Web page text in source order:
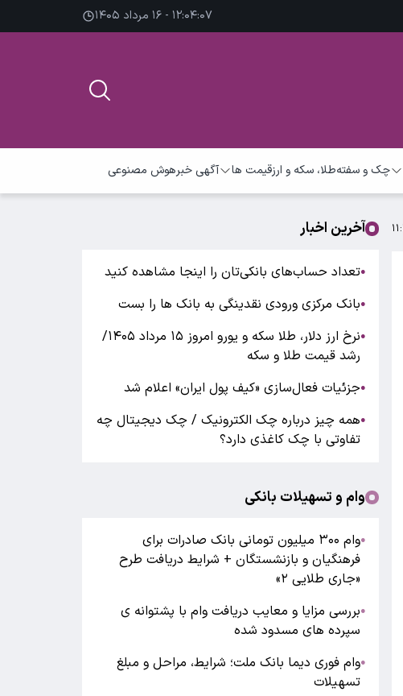
۱۲:۰۴:۰۷ - ۱۶ مرداد ۱۴۰۵
چک و سفتهطلا، سکه و ارزقیمت ها آگهی خبرهوش مصنوعی
آخرین اخبار
●تعداد حساب‌های بانکی‌تان را اینجا مشاهده کنید
●بانک مرکزی ورودی نقدینگی به بانک ها را بست
●
نرخ ارز دلار، طلا سکه و یورو امروز ۱۵ مرداد ۱۴۰۵/
رشد قیمت طلا و سکه
●جزئیات فعال‌سازی «کیف پول ایران» اعلام شد
●همه چیز درباره چک الکترونیک / چک دیجیتال چه
تفاوتی با چک کاغذی دارد؟
وام و تسهیلات بانکی
●
وام ۳۰۰ میلیون تومانی بانک صادرات برای
فرهنگیان و بازنشستگان + شرایط دریافت طرح
«جاری طلایی ۲»
●بررسی مزایا و معایب دریافت وام با پشتوانه ی
سپرده های مسدود شده
●وام فوری دیما بانک ملت؛ شرایط، مراحل و مبلغ
تسهیلات